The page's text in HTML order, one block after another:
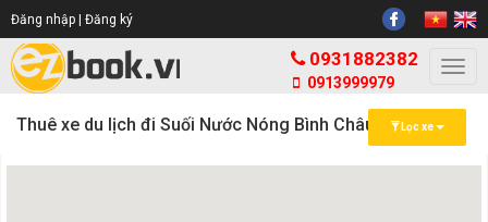
Đăng nhập | Đăng ký
0931882382
0913999979
Thuê xe du lịch đi Suối Nước Nóng Bình Châu Lọc xe